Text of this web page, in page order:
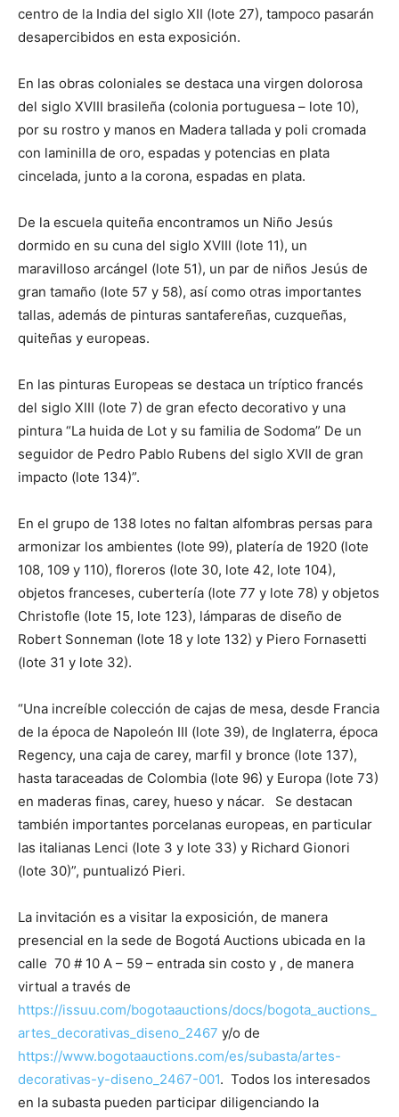
centro de la India del siglo XII (lote 27), tampoco pasarán
desapercibidos en esta exposición.
En las obras coloniales se destaca una virgen dolorosa
del siglo XVIII brasileña (colonia portuguesa – lote 10),
por su rostro y manos en Madera tallada y poli cromada
con laminilla de oro, espadas y potencias en plata
cincelada, junto a la corona, espadas en plata.
De la escuela quiteña encontramos un Niño Jesús
dormido en su cuna del siglo XVIII (lote 11), un
maravilloso arcángel (lote 51), un par de niños Jesús de
gran tamaño (lote 57 y 58), así como otras importantes
tallas, además de pinturas santafereñas, cuzqueñas,
quiteñas y europeas.
En las pinturas Europeas se destaca un tríptico francés
del siglo XIII (lote 7) de gran efecto decorativo y una
pintura “La huida de Lot y su familia de Sodoma” De un
seguidor de Pedro Pablo Rubens del siglo XVII de gran
impacto (lote 134)”.
En el grupo de 138 lotes no faltan alfombras persas para
armonizar los ambientes (lote 99), platería de 1920 (lote
108, 109 y 110), floreros (lote 30, lote 42, lote 104),
objetos franceses, cubertería (lote 77 y lote 78) y objetos
Christofle (lote 15, lote 123), lámparas de diseño de
Robert Sonneman (lote 18 y lote 132) y Piero Fornasetti
(lote 31 y lote 32).
“Una increíble colección de cajas de mesa, desde Francia
de la época de Napoleón III (lote 39), de Inglaterra, época
Regency, una caja de carey, marfil y bronce (lote 137),
hasta taraceadas de Colombia (lote 96) y Europa (lote 73)
en maderas finas, carey, hueso y nácar. Se destacan
también importantes porcelanas europeas, en particular
las italianas Lenci (lote 3 y lote 33) y Richard Gionori
(lote 30)”, puntualizó Pieri.
La invitación es a visitar la exposición, de manera
presencial en la sede de Bogotá Auctions ubicada en la
calle 70 # 10 A – 59 – entrada sin costo y , de manera
virtual a través de
https://issuu.com/bogotaauctions/docs/bogota_auctions_
artes_decorativas_diseno_2467 y/o de
https://www.bogotaauctions.com/es/subasta/artes-
decorativas-y-diseno_2467-001. Todos los interesados
en la subasta pueden participar diligenciando la